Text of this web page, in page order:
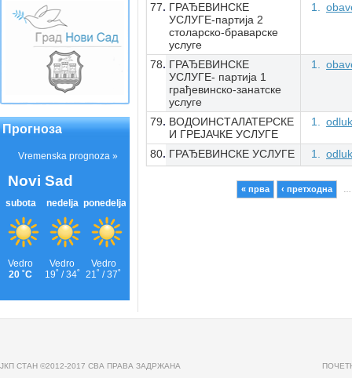
77
ГРАЂЕВИНСКЕ
УСЛУГЕ-партија 2
столарско-браварске
услуге
78
ГРАЂЕВИНСКЕ
УСЛУГЕ- партија 1
грађевинско-занатске
услуге
79
ВОДОИНСТАЛАТЕРСКЕ
И ГРЕЈАЧКЕ УСЛУГЕ
80 ГРАЂЕВИНСКЕ УСЛУГЕ
« прва ‹ претходна
Прогноза
JКП СТАН ©2012-2017 СВА ПРАВА ЗАДРЖАНА